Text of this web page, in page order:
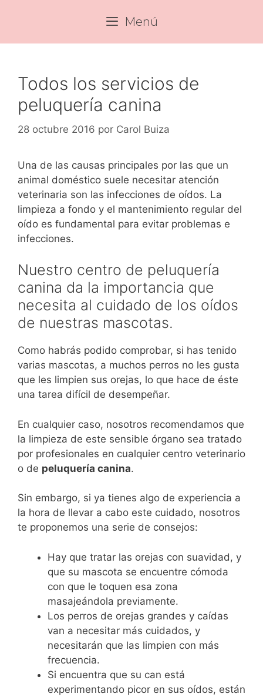
Menú
Todos los servicios de
peluquería canina
28 octubre 2016 por Carol Buiza
Una de las causas principales por las que un
animal doméstico suele necesitar atención
veterinaria son las infecciones de oídos. La
limpieza a fondo y el mantenimiento regular del
oído es fundamental para evitar problemas e
infecciones.
Nuestro centro de peluquería
canina da la importancia que
necesita al cuidado de los oídos
de nuestras mascotas.
Como habrás podido comprobar, si has tenido
varias mascotas, a muchos perros no les gusta
que les limpien sus orejas, lo que hace de éste
una tarea difícil de desempeñar.
En cualquier caso, nosotros recomendamos que
la limpieza de este sensible órgano sea tratado
por profesionales en cualquier centro veterinario
o de peluquería canina.
Sin embargo, si ya tienes algo de experiencia a
la hora de llevar a cabo este cuidado, nosotros
te proponemos una serie de consejos:
Hay que tratar las orejas con suavidad, y
que su mascota se encuentre cómoda
con que le toquen esa zona
masajeándola previamente.
Los perros de orejas grandes y caídas
van a necesitar más cuidados, y
necesitarán que las limpien con más
frecuencia.
Si encuentra que su can está
experimentando picor en sus oídos, están